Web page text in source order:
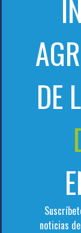
DE
noticias